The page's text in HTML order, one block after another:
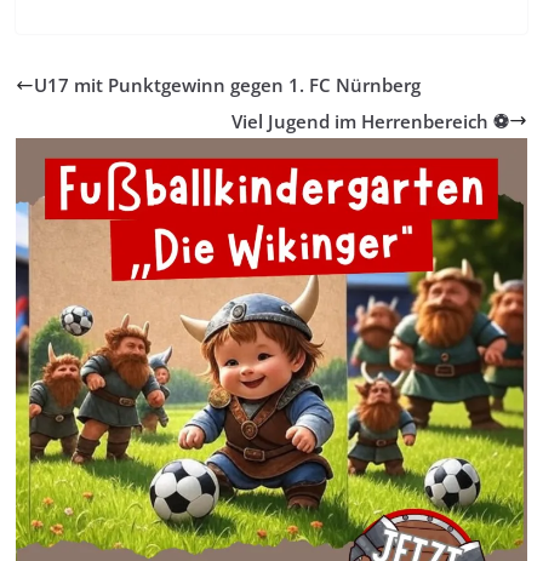
U17 mit Punktgewinn gegen 1. FC Nürnberg
Viel Jugend im Herrenbereich ⚽️